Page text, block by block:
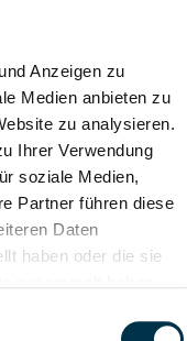
Anzeigen zu
Medien anbieten zu
zu analysieren.
Ihrer Verwendung
soziale Medien,
Partner führen diese
Daten
haben oder die sie
zur